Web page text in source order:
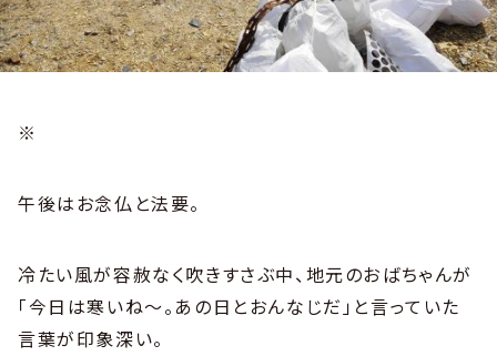
※
午後はお念仏と法要。
冷たい風が容赦なく吹きすさぶ中、地元のおばちゃんが
「今日は寒いね～。あの日とおんなじだ」と言っていた
言葉が印象深い。